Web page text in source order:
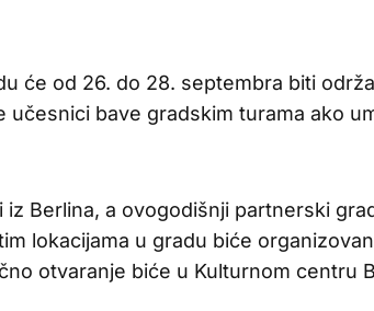
će od 26. do 28. septembra biti
učesnici bave gradskim turama ako
iz Berlina, a ovogodišnji partnerski
lokacijama u gradu biće
otvaranje biće u Kulturnom centru